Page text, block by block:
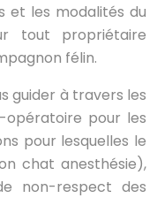
et les modalités du
tout propriétaire
félin.
guider à travers les
opératoire pour les
pour lesquelles le
chat anesthésie),
non-respect des